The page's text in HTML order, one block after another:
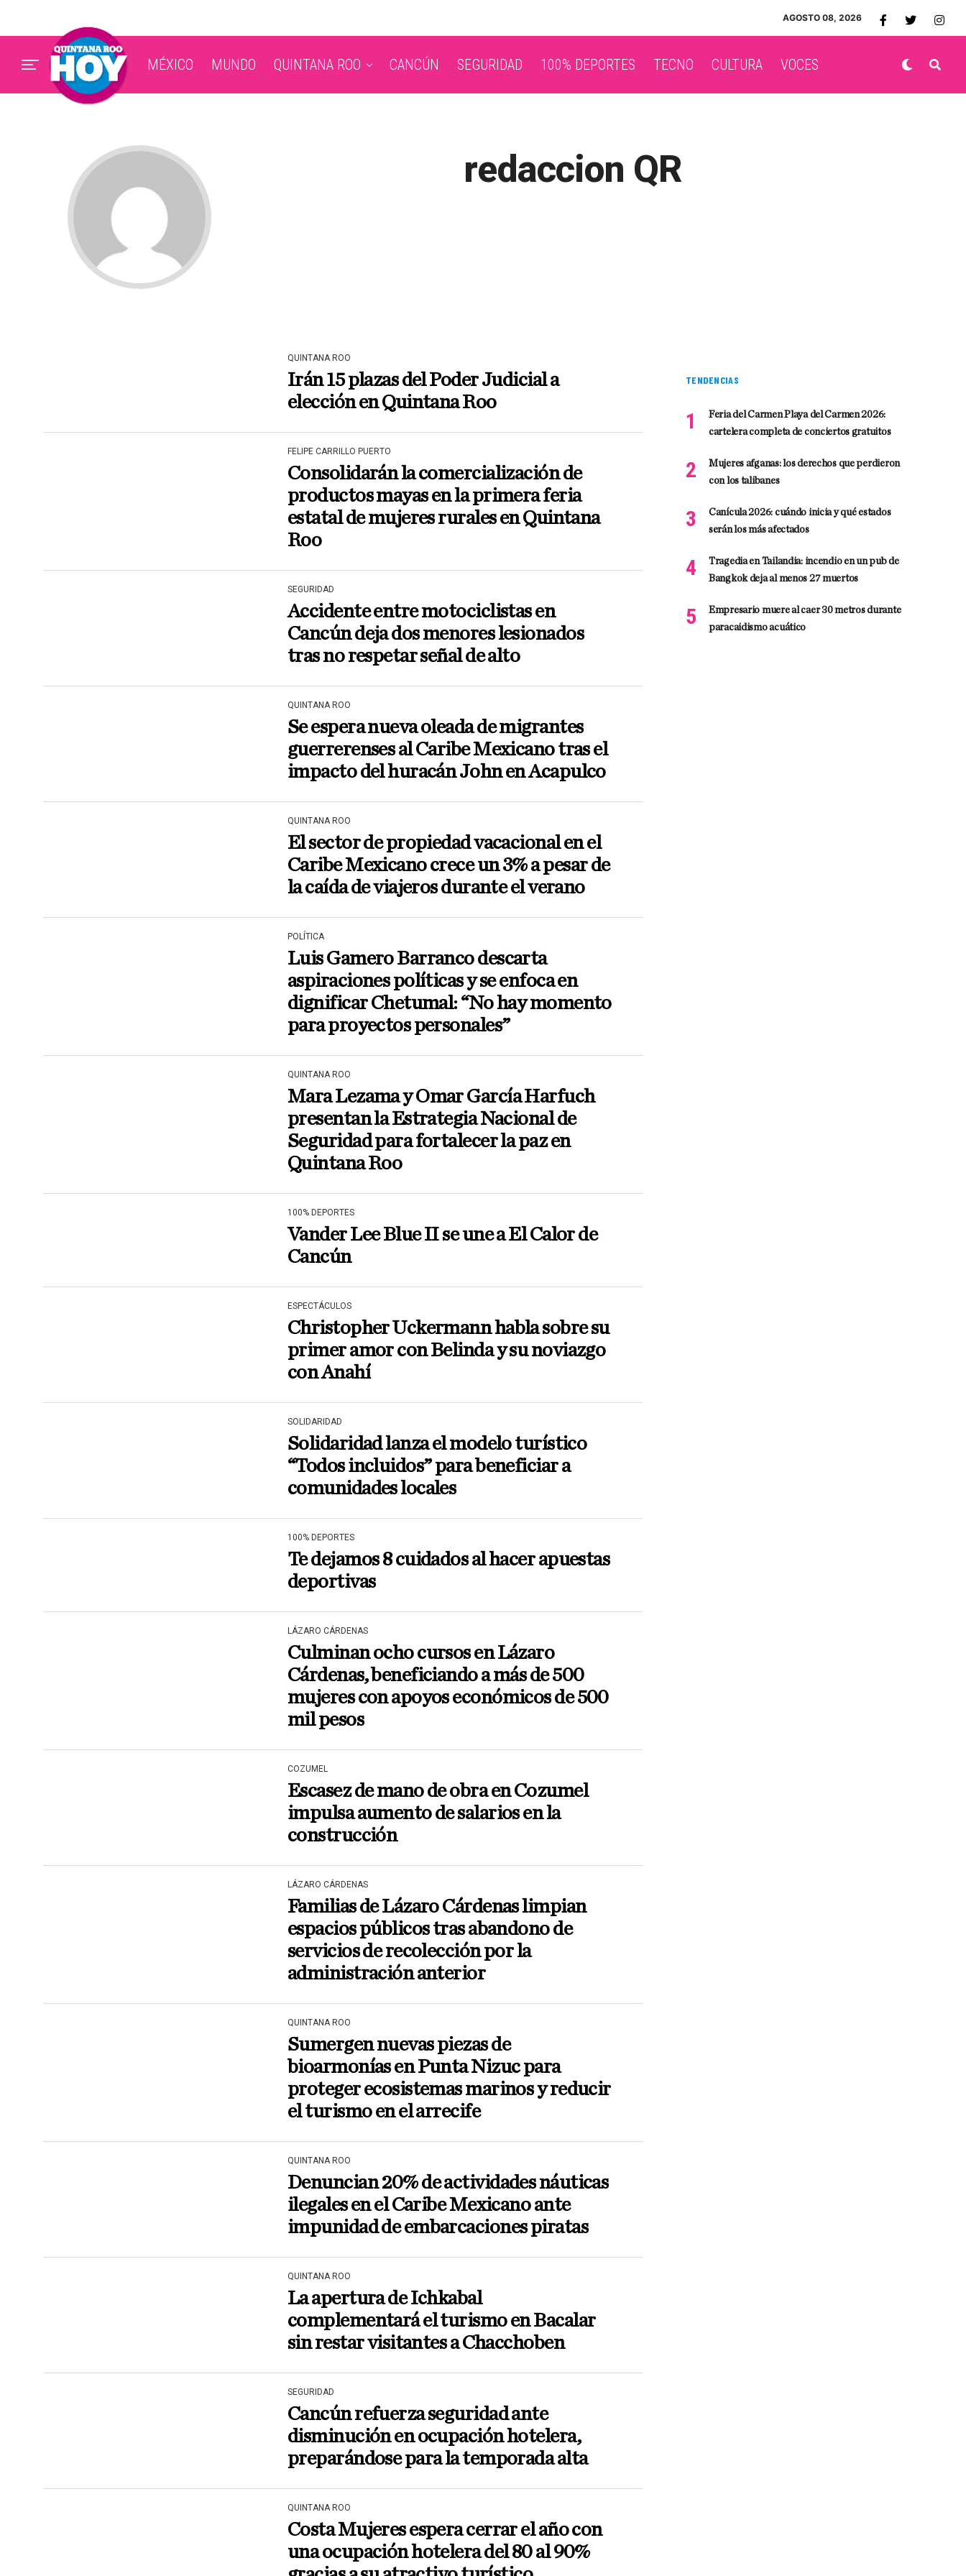
AGOSTO 08, 2026
MÉXICO MUNDO QUINTANA ROO CANCÚN SEGURIDAD 100% DEPORTES TECNO CULTURA VOCES
redaccion QR
QUINTANA ROO
Irán 15 plazas del Poder Judicial a
elección en Quintana Roo
FELIPE CARRILLO PUERTO
Consolidarán la comercialización de
productos mayas en la primera feria
estatal de mujeres rurales en Quintana
Roo
SEGURIDAD
Accidente entre motociclistas en
Cancún deja dos menores lesionados
tras no respetar señal de alto
QUINTANA ROO
Se espera nueva oleada de migrantes
guerrerenses al Caribe Mexicano tras el
impacto del huracán John en Acapulco
QUINTANA ROO
El sector de propiedad vacacional en el
Caribe Mexicano crece un 3% a pesar de
la caída de viajeros durante el verano
POLÍTICA
Luis Gamero Barranco descarta
aspiraciones políticas y se enfoca en
dignificar Chetumal: “No hay momento
para proyectos personales”
QUINTANA ROO
Mara Lezama y Omar García Harfuch
presentan la Estrategia Nacional de
Seguridad para fortalecer la paz en
Quintana Roo
100% DEPORTES
Vander Lee Blue II se une a El Calor de
Cancún
ESPECTÁCULOS
Christopher Uckermann habla sobre su
primer amor con Belinda y su noviazgo
con Anahí
SOLIDARIDAD
Solidaridad lanza el modelo turístico
“Todos incluidos” para beneficiar a
comunidades locales
100% DEPORTES
Te dejamos 8 cuidados al hacer apuestas
deportivas
LÁZARO CÁRDENAS
Culminan ocho cursos en Lázaro
Cárdenas, beneficiando a más de 500
mujeres con apoyos económicos de 500
mil pesos
COZUMEL
Escasez de mano de obra en Cozumel
impulsa aumento de salarios en la
construcción
LÁZARO CÁRDENAS
Familias de Lázaro Cárdenas limpian
espacios públicos tras abandono de
servicios de recolección por la
administración anterior
QUINTANA ROO
Sumergen nuevas piezas de
bioarmonías en Punta Nizuc para
proteger ecosistemas marinos y reducir
el turismo en el arrecife
QUINTANA ROO
Denuncian 20% de actividades náuticas
ilegales en el Caribe Mexicano ante
impunidad de embarcaciones piratas
QUINTANA ROO
La apertura de Ichkabal
complementará el turismo en Bacalar
sin restar visitantes a Chacchoben
SEGURIDAD
Cancún refuerza seguridad ante
disminución en ocupación hotelera,
preparándose para la temporada alta
QUINTANA ROO
Costa Mujeres espera cerrar el año con
una ocupación hotelera del 80 al 90%
TENDENCIAS
Feria del Carmen Playa del Carmen 2026:
cartelera completa de conciertos gratuitos
Mujeres afganas: los derechos que perdieron
con los talibanes
Canícula 2026: cuándo inicia y qué estados
serán los más afectados
Tragedia en Tailandia: incendio en un pub de
Bangkok deja al menos 27 muertos
Empresario muere al caer 30 metros durante
paracaidismo acuático